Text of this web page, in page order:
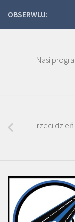
OBSERWUJ:
Nasi
Trzeci